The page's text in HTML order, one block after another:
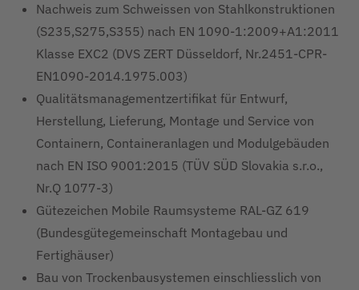
Nachweis zum Schweissen von Stahlkonstruktionen
(S235,S275,S355) nach EN 1090-1:2009+A1:2011
Klasse EXC2 (DVS ZERT Düsseldorf, Nr.2451-CPR-
EN1090-2014.1975.003)
Qualitätsmanagementzertifikat für Entwurf,
Herstellung, Lieferung, Montage und Service von
Containern, Containeranlagen und Modulgebäuden
nach EN ISO 9001:2015 (TÜV SÜD Slovakia s.r.o.,
Nr.Q 1077-3)
Gütezeichen Mobile Raumsysteme RAL-GZ 619
(Bundesgütegemeinschaft Montagebau und
Fertighäuser)
Bau von Trockenbausystemen einschliesslich von